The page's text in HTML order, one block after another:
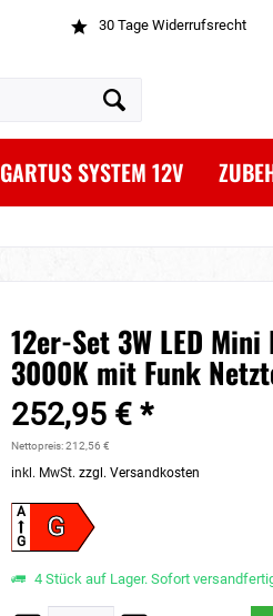
30 Tage Widerrufsrecht
GARTUS SYSTEM 12V
12er-Set 3W LED
3000K mit Funk
252,95 € *
Nettopreis: 212,56 €
inkl. MwSt.zzgl. Versandkosten
G
A
G
4 Stück auf Lager. Sofort